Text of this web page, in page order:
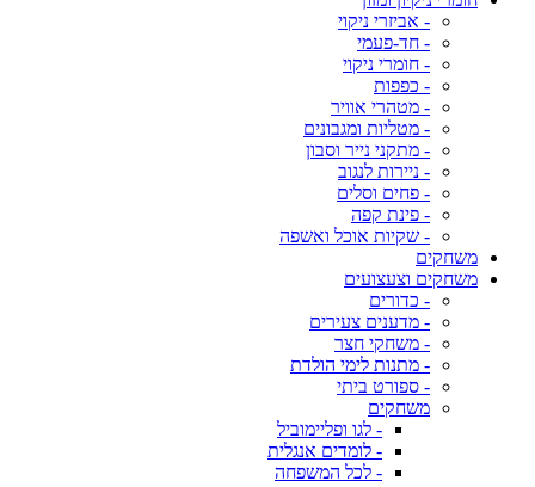
- אביזרי ניקוי
- חד-פעמי
- חומרי ניקוי
- כפפות
- מטהרי אוויר
- מטליות ומגבונים
- מתקני נייר וסבון
- ניירות לנגוב
- פחים וסלים
- פינת קפה
- שקיות אוכל ואשפה
משחקים
משחקים וצעצועים
- כדורים
- מדענים צעירים
- משחקי חצר
- מתנות לימי הולדת
- ספורט ביתי
משחקים
- לגו ופליימוביל
- לומדים אנגלית
- לכל המשפחה